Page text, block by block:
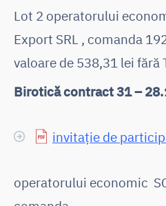
Lot 2 operatorului
Export SRL , comanda
valoare de 538,31 lei fără
Birotică contract 31 –
invitație de
operatorului economic